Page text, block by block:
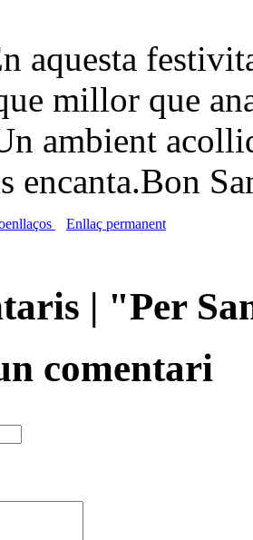
aquesta
millor que
ambient
encanta.Bon
Enllaç permanent
| "Per
comentari